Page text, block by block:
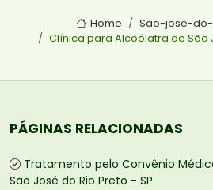
Home
Sao-jose-
Clínica para Alcoólatra de São
PÁGINAS RELACIONADAS
Tratamento pelo Convênio
São José do Rio Preto - SP